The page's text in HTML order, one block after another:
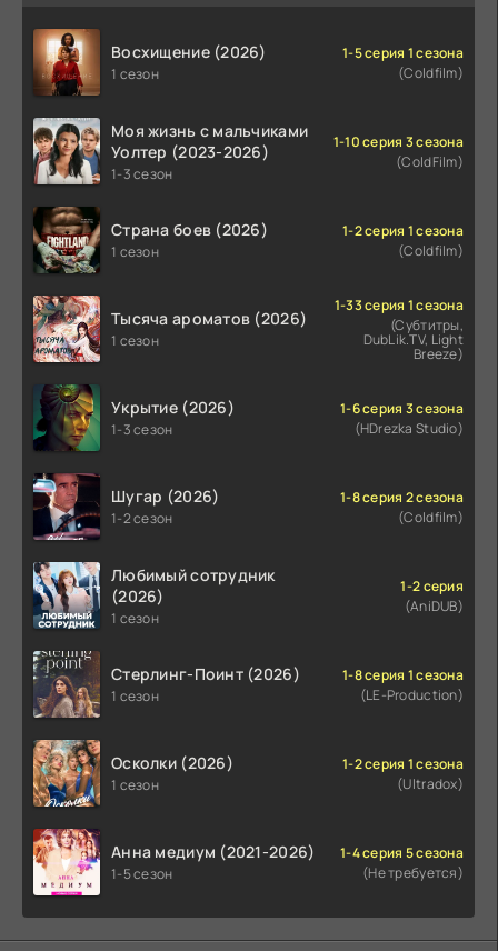
Восхищение (2026)
1 сезон
1-5 серия 1 сезона
(Coldfilm)
Моя жизнь с мальчиками
Уолтер (2023-2026)
1-3 сезон
1-10 серия 3 сезона
(ColdFilm)
Страна боев (2026)
1 сезон
1-2 серия 1 сезона
(Coldfilm)
Тысяча ароматов (2026)
1 сезон
1-33 серия 1 сезона
(Субтитры,
DubLik.TV, Light
Breeze)
Укрытие (2026)
1-3 сезон
1-6 серия 3 сезона
(HDrezka Studio)
Шугар (2026)
1-2 сезон
1-8 серия 2 сезона
(Coldfilm)
Любимый сотрудник
(2026)
1 сезон
1-2 серия
(AniDUB)
Стерлинг-Поинт (2026)
1 сезон
1-8 серия 1 сезона
(LE-Production)
Осколки (2026)
1 сезон
1-2 серия 1 сезона
(Ultradox)
Анна медиум (2021-2026)
1-5 сезон
1-4 серия 5 сезона
(Не требуется)